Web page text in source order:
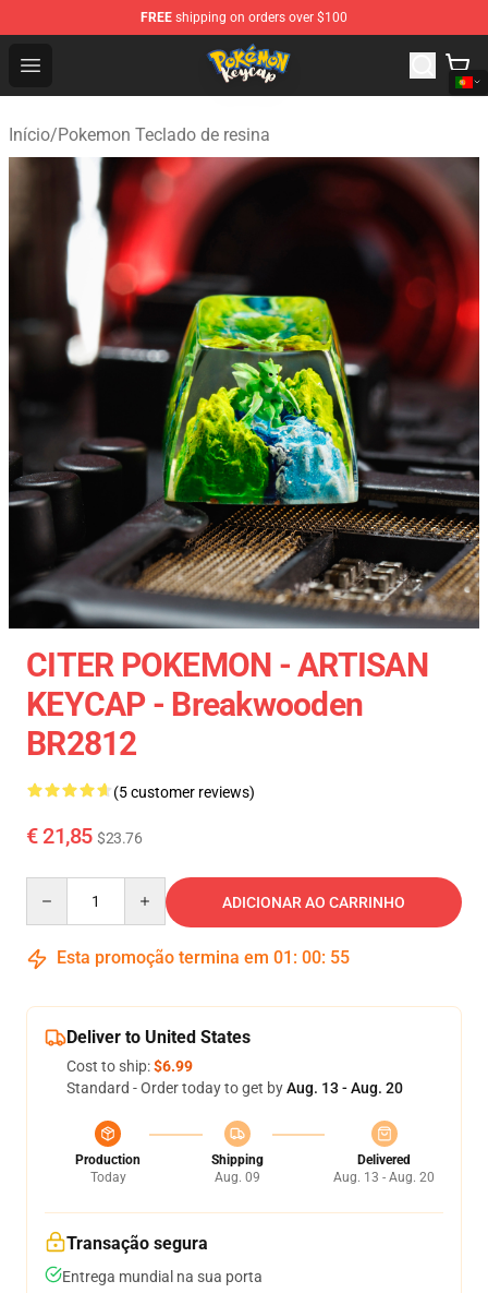
FREE shipping on orders over $100
Open menu
Pokemon Keycap Shop - The Best Store of Pokemon
Início/Pokemon Teclado de resina
CITER POKEMON - ARTISAN
KEYCAP - Breakwooden
BR2812
(5 customer reviews)
€ 21,85 $23.76
ADICIONAR AO CARRINHO
Esta promoção termina em 01 : 00: 54
Deliver to United States
Cost to ship:$6.99
Standard - Order today to get byAug. 13 - Aug. 20
Production
Today
Shipping
Aug. 09
Delivered
Aug. 13 - Aug. 20
Transação segura
Entrega mundial na sua porta